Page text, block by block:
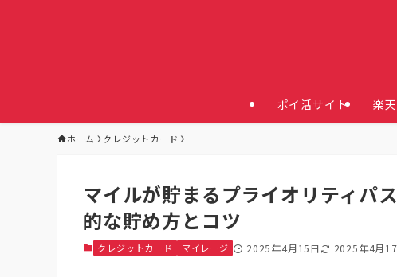
ポイ活サイト 楽
ホーム クレジットカード
マイルが貯まるプライオリティパ
的な貯め方とコツ
クレジットカード マイレージ 2025年4月15日 2025年4月